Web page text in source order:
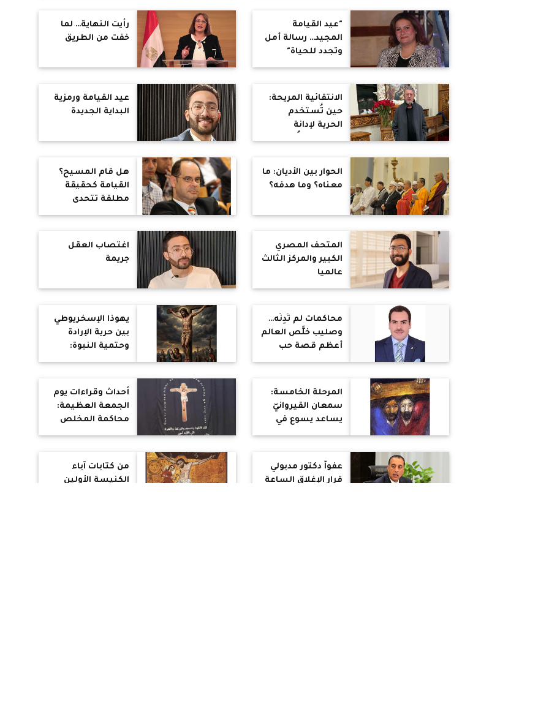
"عيد القيامة
المجيد… رسالة أمل
وتجدد للحياة"
رأيت النهاية… لما
خفت من الطريق
الانتقائية المريحة:
حين تُستخدم
الحرية لإدانة
نفسها… وتُخفى
عيد القيامة ورمزية
البداية الجديدة
الحوار بين الأديان: ما
معناه؟ وما هدفه؟
‎هل قام المسيح؟
القيامة كحقيقة
مطلقة تتحدى
المتحف المصري
الكبير والمركز الثالث
عالميا
اغتصاب العقل
جريمة
محاكمات لم تُدِنْه…
وصليب خلَّص العالم
أعظم قصة حب
يهوذا الإسخريوطي
بين حرية الإرادة
وحتمية النبوة:
قراءة كتابية في
المعاصرة
المرحلة الخامسة:
سمعان القيروانيّ
يساعد يسوع في
حمل الصليب
أحداث وقراءات يوم
الجمعة العظيمة:
محاكمة المخلص
وصلبه وموته
عفواً دكتور مدبولي
قرار الإغلاق الساعة
من كتابات آباء
الكنيسة الأولين